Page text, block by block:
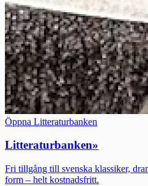
Öppna Litteraturbanken
Litteraturbanken»
Fri tillgång till svenska klassiker,
form – helt kostnadsfritt.